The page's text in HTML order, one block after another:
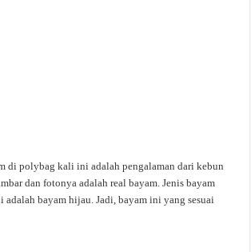
di polybag kali ini adalah pengalaman dari kebun
dan fotonya adalah real bayam. Jenis bayam
adalah bayam hijau. Jadi, bayam ini yang sesuai